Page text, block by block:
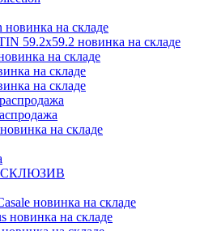
новинка на складе
59.2x59.2 новинка на складе
на складе
на складе
на складе
на складе
новинка на складе
новинка на складе